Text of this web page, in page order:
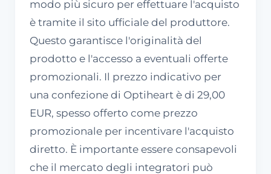
modo più sicuro per effettuare l'acquisto
è tramite il sito ufficiale del produttore.
Questo garantisce l'originalità del
prodotto e l'accesso a eventuali offerte
promozionali. Il prezzo indicativo per
una confezione di Optiheart è di 29,00
EUR, spesso offerto come prezzo
promozionale per incentivare l'acquisto
diretto. È importante essere consapevoli
che il mercato degli integratori può